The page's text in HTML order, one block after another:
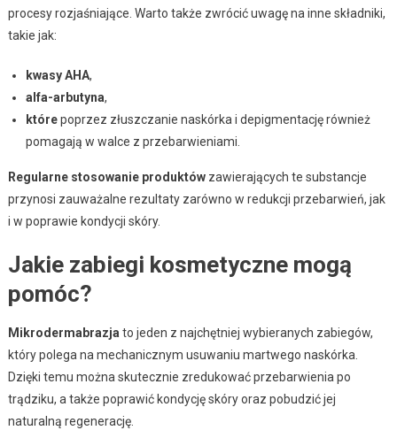
procesy rozjaśniające. Warto także zwrócić uwagę na inne składniki,
takie jak:
kwasy AHA,
alfa-arbutyna,
którepoprzez złuszczanie naskórka i depigmentację również
pomagają w walce z przebarwieniami.
Regularne stosowanie produktówzawierających te substancje
przynosi zauważalne rezultaty zarówno w redukcji przebarwień, jak
i w poprawie kondycji skóry.
Jakie zabiegi kosmetyczne mogą
pomóc?
Mikrodermabrazja to jeden z najchętniej wybieranych zabiegów,
który polega na mechanicznym usuwaniu martwego naskórka.
Dzięki temu można skutecznie zredukować przebarwienia po
trądziku, a także poprawić kondycję skóry oraz pobudzić jej
naturalną regenerację.